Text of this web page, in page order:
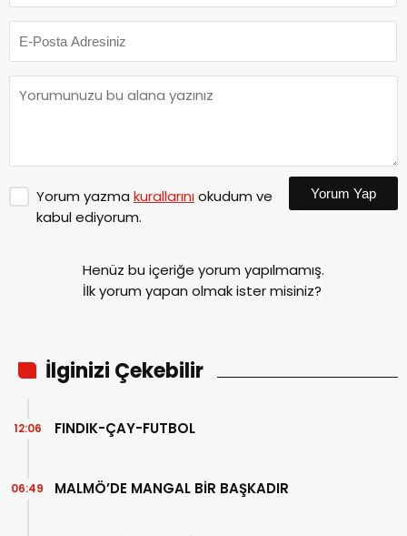
Yorum yazma kurallarınıokudum ve
kabul ediyorum.
Yorum Yap
Henüz bu içeriğe yorum yapılmamış.
İlk yorum yapan olmak ister misiniz?
İlginizi Çekebilir
FINDIK-ÇAY-FUTBOL
12:06
MALMÖ’DE MANGAL BİR BAŞKADIR
06:49